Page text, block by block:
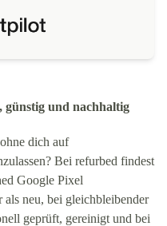
günstig und nachhaltig
dich auf
Bei refurbed findest
Google Pixel
als neu, bei gleichbleibender
geprüft, gereinigt und bei